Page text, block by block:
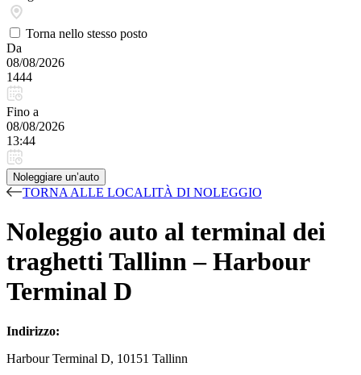
Torna nello stesso posto
Da
08/08/2026
1444
Fino a
08/08/2026
13:44
Noleggiare un’auto
TORNA ALLE LOCALITÀ DI NOLEGGIO
Noleggio auto al terminal dei
traghetti Tallinn – Harbour
Terminal D
Indirizzo:
Harbour Terminal D, 10151 Tallinn